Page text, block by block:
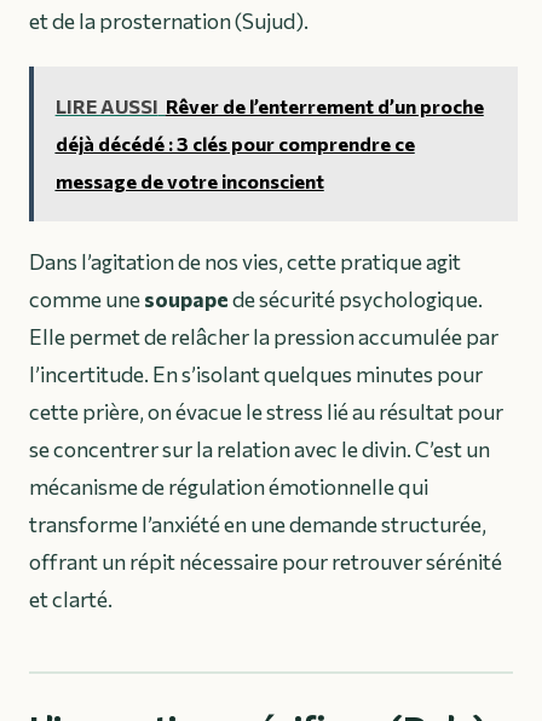
et de la prosternation (Sujud).
LIRE AUSSI Rêver de l’enterrement d’un proche
déjà décédé : 3 clés pour comprendre ce
message de votre inconscient
Dans l’agitation de nos vies, cette pratique agit
comme unesoupapede sécurité psychologique.
Elle permet de relâcher la pression accumulée par
l’incertitude. En s’isolant quelques minutes pour
cette prière, on évacue le stress lié au résultat pour
se concentrer sur la relation avec le divin. C’est un
mécanisme de régulation émotionnelle qui
transforme l’anxiété en une demande structurée,
offrant un répit nécessaire pour retrouver sérénité
et clarté.